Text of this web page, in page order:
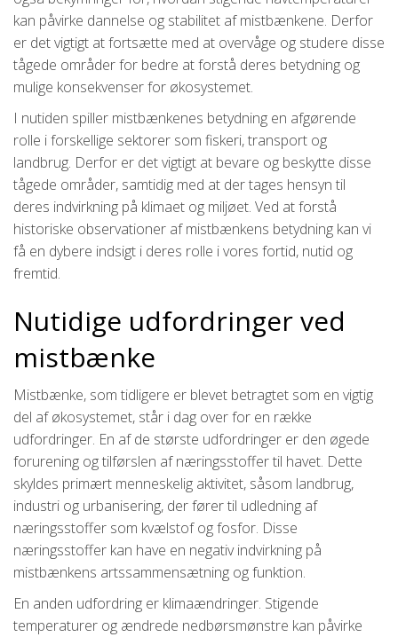
kan påvirke dannelse og stabilitet af mistbænkene. Derfor
er det vigtigt at fortsætte med at overvåge og studere disse
tågede områder for bedre at forstå deres betydning og
mulige konsekvenser for økosystemet.
I nutiden spiller mistbænkenes betydning en afgørende
rolle i forskellige sektorer som fiskeri, transport og
landbrug. Derfor er det vigtigt at bevare og beskytte disse
tågede områder, samtidig med at der tages hensyn til
deres indvirkning på klimaet og miljøet. Ved at forstå
historiske observationer af mistbænkens betydning kan vi
få en dybere indsigt i deres rolle i vores fortid, nutid og
fremtid.
Nutidige udfordringer ved
mistbænke
Mistbænke, som tidligere er blevet betragtet som en vigtig
del af økosystemet, står i dag over for en række
udfordringer. En af de største udfordringer er den øgede
forurening og tilførslen af næringsstoffer til havet. Dette
skyldes primært menneskelig aktivitet, såsom landbrug,
industri og urbanisering, der fører til udledning af
næringsstoffer som kvælstof og fosfor. Disse
næringsstoffer kan have en negativ indvirkning på
mistbænkens artssammensætning og funktion.
En anden udfordring er klimaændringer. Stigende
temperaturer og ændrede nedbørsmønstre kan påvirke